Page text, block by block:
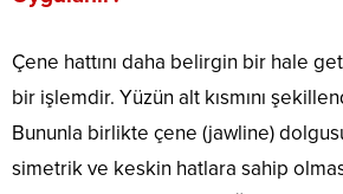
Çene hattını daha belirgin bir hale
bir işlemdir. Yüzün alt kısmını
Bununla birlikte çene (jawline)
simetrik ve keskin hatlara sahip